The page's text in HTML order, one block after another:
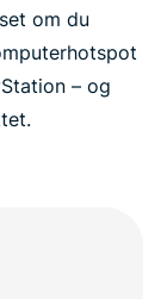
om du
– og